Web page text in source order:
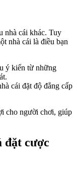
nhà cái khác. Tuy
nhà cái là điều bạn
ý kiến từ những
cái đặt độ đẳng cấp
cho người chơi, giúp
đặt cược